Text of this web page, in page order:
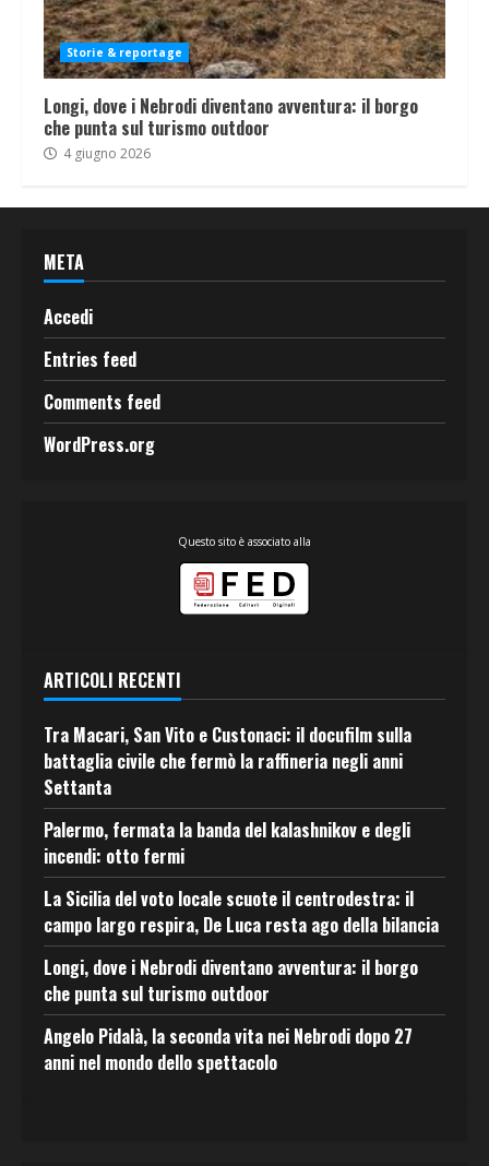
Storie & reportage
Longi, dove i Nebrodi diventano avventura: il borgo
che punta sul turismo outdoor
4 giugno 2026
META
Accedi
Entries feed
Comments feed
WordPress.org
Questo sito è associato alla
ARTICOLI RECENTI
Tra Macari, San Vito e Custonaci: il docufilm sulla
battaglia civile che fermò la raffineria negli anni
Settanta
Palermo, fermata la banda del kalashnikov e degli
incendi: otto fermi
La Sicilia del voto locale scuote il centrodestra: il
campo largo respira, De Luca resta ago della bilancia
Longi, dove i Nebrodi diventano avventura: il borgo
che punta sul turismo outdoor
Angelo Pidalà, la seconda vita nei Nebrodi dopo 27
anni nel mondo dello spettacolo